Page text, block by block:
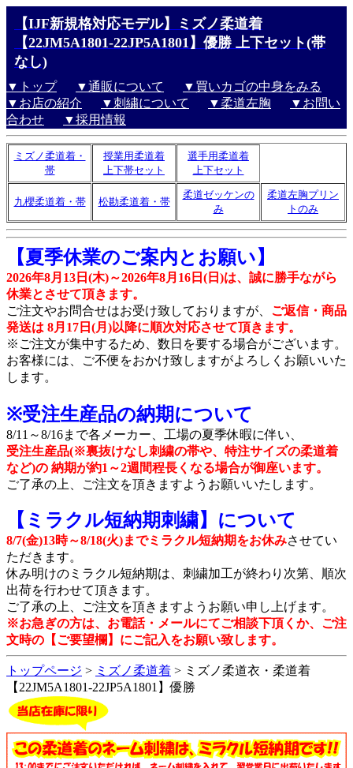
【IJF新規格対応モデル】ミズノ柔道着
【22JM5A1801-22JP5A1801】優勝 上下セット(帯
なし)
▼トップ ▼通販について
▼買いカゴの中身をみる
▼お店の紹介
▼刺繍について ▼柔道左胸
▼お問い
合わせ
▼採用情報
ミズノ柔道着・
帯
授業用柔道着
上下帯セット
選手用柔道着
上下セット
九櫻柔道着・帯 松勘柔道着・帯
柔道ゼッケンの
み
柔道左胸プリン
トのみ
【夏季休業のご案内とお願い】
2026年8月13日(木)～2026年8月16日(日)は、誠に勝手ながら
休業とさせて頂きます。
ご注文やお問合せはお受け致しておりますが、 ご返信・商品
発送は 8月17日(月)以降に順次対応させて頂きます。
※ご注文が集中するため、数日を要する場合がございます。
お客様には、ご不便をおかけ致しますがよろしくお願いいた
します。
※受注生産品の納期について
8/11～8/16まで各メーカー、工場の夏季休暇に伴い、
受注生産品(※裏抜けなし刺繍の帯や、特注サイズの柔道着
など)の 納期が約1～2週間程長くなる場合が御座います。
ご了承の上、ご注文を頂きますようお願いいたします。
【ミラクル短納期刺繍】について
8/7(金)13時～8/18(火)までミラクル短納期をお休みさせてい
ただきます。
休み明けのミラクル短納期は、刺繍加工が終わり次第、順次
出荷を行わせて頂きます。
ご了承の上、ご注文を頂きますようお願い申し上げます。
※お急ぎの方は、お電話・メールにてご相談下頂くか、ご注
文時の【ご要望欄】にご記入をお願い致します。
トップページ > ミズノ柔道着 > ミズノ柔道衣・柔道着
【22JM5A1801-22JP5A1801】優勝